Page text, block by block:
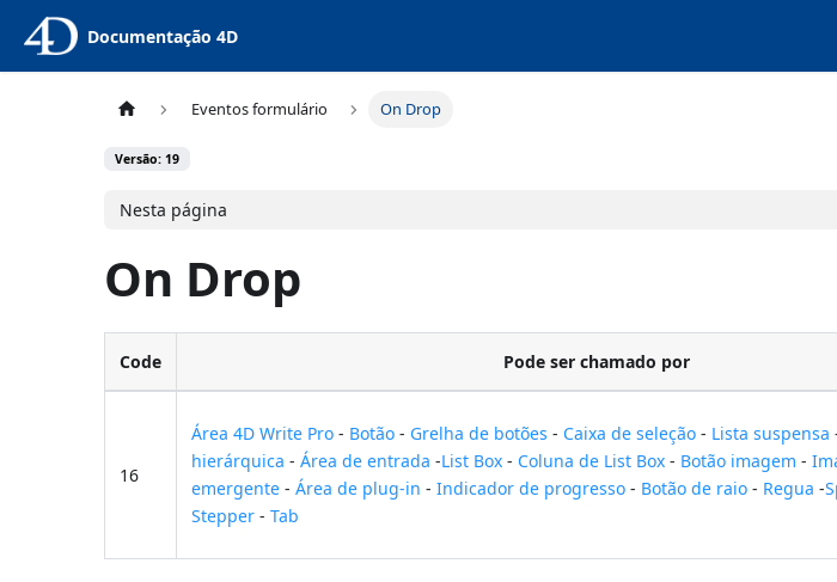
Documentação 4D
Eventos formulário On Drop
Versão: 19
Nesta página
On Drop
Code Pode ser chamado por
16
Área 4D Write Pro - Botão - Grelha de botões - Caixa de seleção - Lista suspensa
hierárquica -Área de entrada -List Box - Coluna de List Box - Botão imagem -
emergente -Área de plug-in -Indicador de progresso - Botão de raio - Regua -
Stepper -Tab